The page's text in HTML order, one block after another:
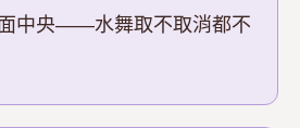
中央——水舞取不取消都不